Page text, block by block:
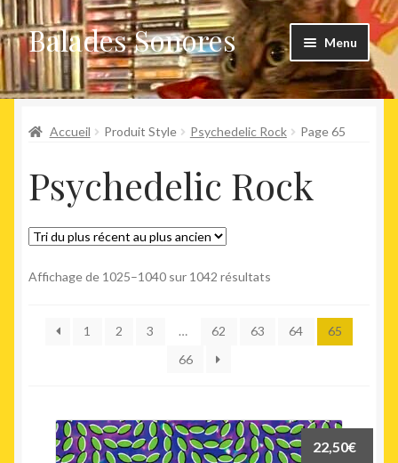
Aller
à
la
navigation
Aller
au
contenu
Balades Sonores Menu
Boutique
Nouveaux arrivages
Ouvrir
Précommandes
Agenda
Accueil Produit Style Psychedelic Rock Page 65
Psychedelic Rock
Affichage de 1025–1040 sur 1042 résultats
récent
1 2 3 … 62 63 64
65
66
22,50€